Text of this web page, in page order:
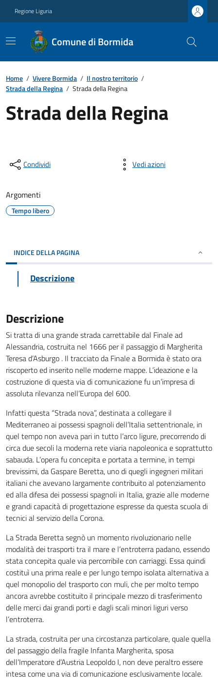
Regione Liguria
Comune di Bormida
Home / Vivere Bormida / Il nostro territorio /
Strada della Regina / Strada della Regina
Strada della Regina
Condividi Vedi azioni
Argomenti
Tempo libero
INDICE DELLA PAGINA
Descrizione
Descrizione
Si tratta di una grande strada carrettabile dal Finale ad
Alessandria, costruita nel 1666 per il passaggio di Margherita
Teresa d’Asburgo . Il tracciato da Finale a Bormida è stato ora
riscoperto ed inserito nelle moderne mappe. L’ideazione e la
costruzione di questa via di comunicazione fu un’impresa di
assoluta rilevanza nell’Europa del 600.
Infatti questa “Strada nova”, destinata a collegare il
Mediterraneo ai possessi spagnoli dell’Italia settentrionale, in
quel tempo non aveva pari in tutto l’arco ligure, precorrendo di
circa due secoli la moderna rete viaria napoleonica e soprattutto
sabauda. L’opera fu concepita e portata a termine, in tempi
brevissimi, da Gaspare Beretta, uno di quegli ingegneri militari
italiani che avevano largamente contribuito al potenziamento
ed alla difesa dei possessi spagnoli in Italia, grazie alle moderne
e grandi capacità di progettazione espresse da questa scuola di
tecnici al servizio della Corona.
La Strada Beretta segnò un momento rivoluzionario nelle
modalità dei trasporti tra il mare e l’entroterra padano, essendo
stata concepita quale via percorribile con carriaggi. Essa quindi
costituì una prima reale e per lungo tempo isolata alternativa a
quel monopolio del trasporto con muli, che per molto tempo
ancora avrebbe costituito il principale mezzo di trasferimento
delle merci dai grandi porti e dagli scali minori liguri verso
l’entroterra.
La strada, costruita per una circostanza particolare, quale quella
del passaggio della fragile Infanta Margherita, sposa
dell’Imperatore d’Austria Leopoldo I, non deve peraltro essere
intesa come una via di comunicazione esclusivamente locale.